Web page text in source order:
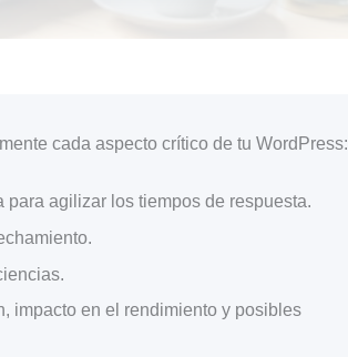
cada aspecto crítico de tu WordPress:
agilizar los tiempos de respuesta.
impacto en el rendimiento y posibles